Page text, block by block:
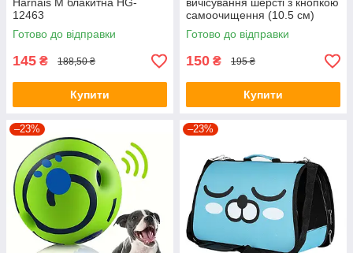
12463
Готово до відправки
145 ₴ 188,50 ₴
Купити
самоочищення (10.5 см)
Grey
Готово до відправки
150 ₴ 195 ₴
Купити
–23% –23%